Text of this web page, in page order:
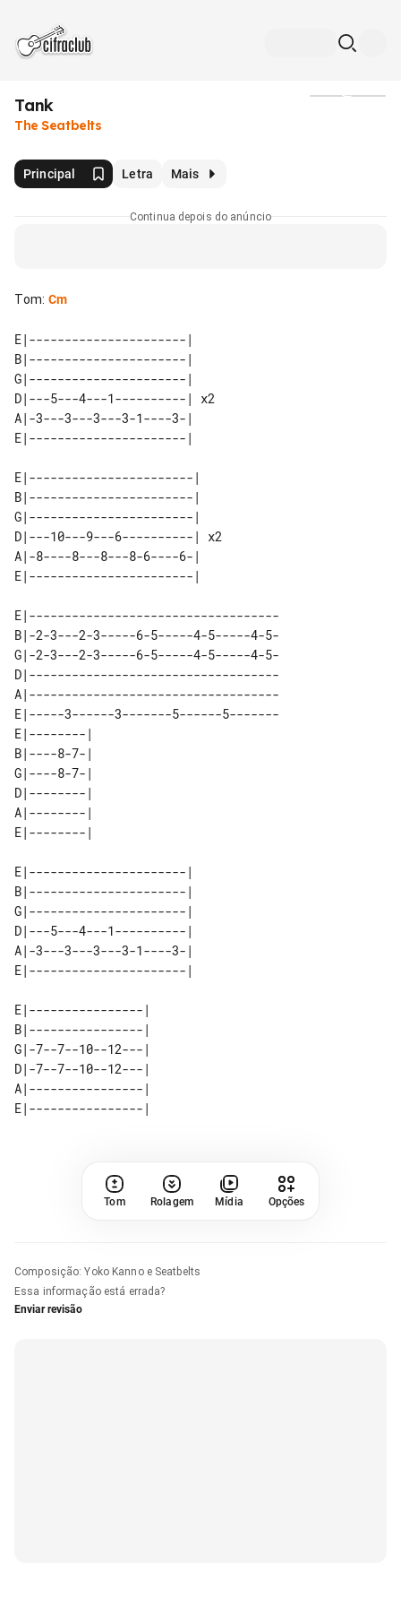
Tank
The Seatbelts
Principal Letra Mais
Continua depois do anúncio
Tom: Cm
E|----------------------|
B|----------------------|
G|----------------------|
D|---5---4---1----------| x2
A|-3---3---3---3-1----3-|
E|-----------------------|
B|-----------------------|
G|-----------------------|
D|---10---9---6----------| x2
A|-8----8---8---8-6----6-|
E|-----------------------------------
B|-2-3---2-3-----6-5-----4-5-----4-5-
G|-2-3---2-3-----6-5-----4-5-----4-5-
D|-----------------------------------
A|-----------------------------------
E|-----3------3-------5------5-------
E|--------|
B|----8-7-|
G|----8-7-|
D|--------|
A|--------|
E|----------------------|
B|----------------------|
G|----------------------|
D|---5---4---1----------|
A|-3---3---3---3-1----3-|
E|----------------|
B|----------------|
G|-7--7--10--12---|
D|-7--7--10--12---|
Tom Rolagem Mídia Opções
Composição:Yoko Kanno e Seatbelts
Essa informação está errada?
Enviar revisão